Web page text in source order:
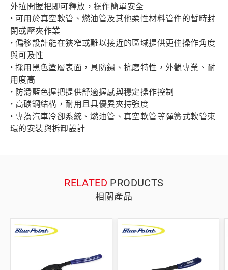
外拉開握把即可釋放，操作簡單安全
• 可用於真空軟管、燃油管及其他柔性材料管件的暫時封
閉或壓夾作業
• 偏移設計能在狹窄或難以接近的區域提供更佳操作角度
與可及性
• 採用黑色塗層表面，具防鏽、抗磨特性，外觀專業、耐
用度高
• 防滑藍色握把提供舒適握感與穩定操作控制
• 高碳鋼結構，耐用且具優異夾持強度
• 專為汽車冷卻系統、燃油管、真空軟管等彈簧式軟管束
環的安裝與拆卸設計
RELATED PRODUCTS
相關產品